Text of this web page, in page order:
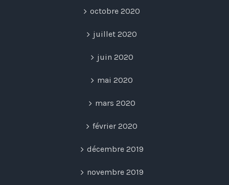
octobre 2020
juillet 2020
juin 2020
mai 2020
mars 2020
février 2020
décembre 2019
novembre 2019